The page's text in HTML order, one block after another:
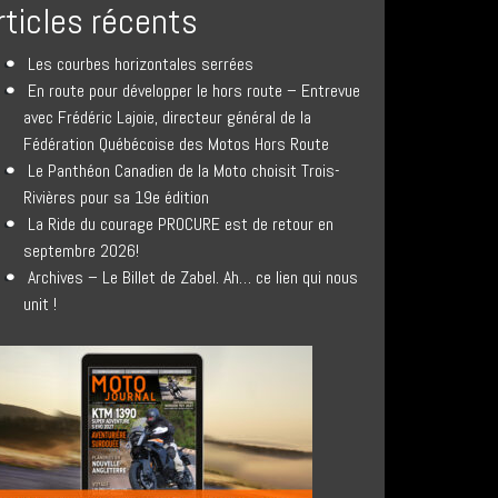
récents
Les courbes horizontales serrées
En route pour développer le hors route – Entrevue
avec Frédéric Lajoie, directeur général de la
Fédération Québécoise des Motos Hors Route
Le Panthéon Canadien de la Moto choisit Trois-
Rivières pour sa 19e édition
La Ride du courage PROCURE est de retour en
septembre 2026!
Archives – Le Billet de Zabel. Ah… ce lien qui nous
unit !